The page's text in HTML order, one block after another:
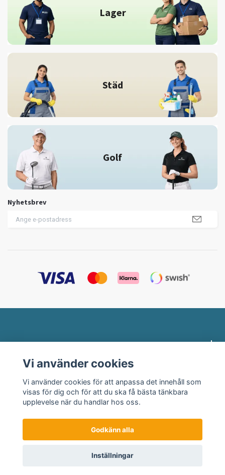
Lager
Städ
Golf
Nyhetsbrev
Länkar
© 2026 Profilklädesbutiken
Vi använder cookies
Vi använder cookies för att anpassa det innehåll som
visas för dig och för att du ska få bästa tänkbara
upplevelse när du handlar hos oss.
Godkänn alla
Inställningar